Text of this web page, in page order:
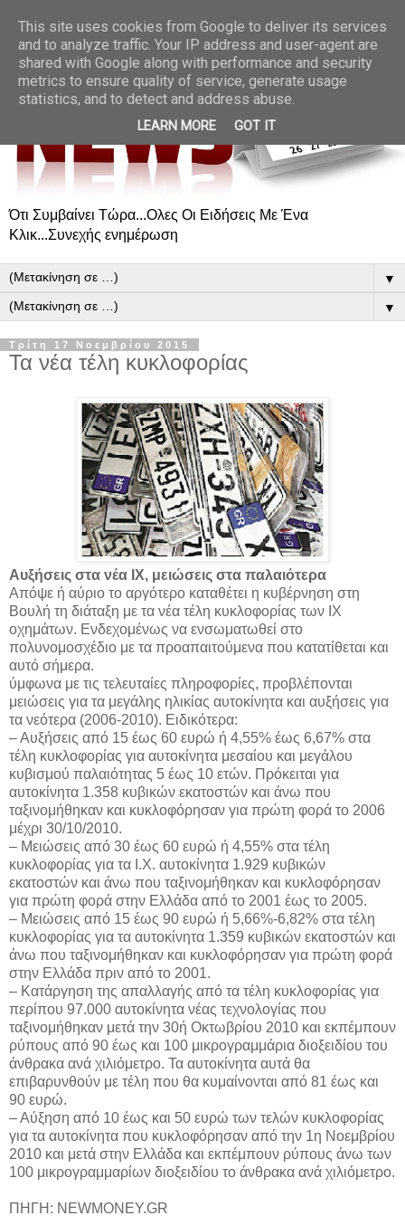
Ότι Συμβαίνει Τώρα...Ολες Οι Ειδήσεις Με Ένα
Κλικ...Συνεχής ενημέρωση
▼
▼
Τρίτη 17 Νοεμβρίου 2015
Τα νέα τέλη κυκλοφορίας
Αυξήσεις στα νέα ΙΧ, μειώσεις στα παλαιότερα
Απόψε ή αύριο το αργότερο καταθέτει η κυβέρνηση στη
Βουλή τη διάταξη με τα νέα τέλη κυκλοφορίας των ΙΧ
οχημάτων. Ενδεχομένως να ενσωματωθεί στο
πολυνομοσχέδιο με τα προαπαιτούμενα που κατατίθεται και
αυτό σήμερα.
ύμφωνα με τις τελευταίες πληροφορίες, προβλέπονται
μειώσεις για τα μεγάλης ηλικίας αυτοκίνητα και αυξήσεις για
τα νεότερα (2006-2010). Ειδικότερα:
– Αυξήσεις από 15 έως 60 ευρώ ή 4,55% έως 6,67% στα
τέλη κυκλοφορίας για αυτοκίνητα μεσαίου και μεγάλου
κυβισμού παλαιότητας 5 έως 10 ετών. Πρόκειται για
αυτοκίνητα 1.358 κυβικών εκατοστών και άνω που
ταξινομήθηκαν και κυκλοφόρησαν για πρώτη φορά το 2006
μέχρι 30/10/2010.
– Μειώσεις από 30 έως 60 ευρώ ή 4,55% στα τέλη
κυκλοφορίας για τα Ι.Χ. αυτοκίνητα 1.929 κυβικών
εκατοστών και άνω που ταξινομήθηκαν και κυκλοφόρησαν
για πρώτη φορά στην Ελλάδα από το 2001 έως το 2005.
– Μειώσεις από 15 έως 90 ευρώ ή 5,66%-6,82% στα τέλη
κυκλοφορίας για τα αυτοκίνητα 1.359 κυβικών εκατοστών και
άνω που ταξινομήθηκαν και κυκλοφόρησαν για πρώτη φορά
στην Ελλάδα πριν από το 2001.
– Κατάργηση της απαλλαγής από τα τέλη κυκλοφορίας για
περίπου 97.000 αυτοκίνητα νέας τεχνολογίας που
ταξινομήθηκαν μετά την 30ή Οκτωβρίου 2010 και εκπέμπουν
ρύπους από 90 έως και 100 μικρογραμμάρια διοξειδίου του
άνθρακα ανά χιλιόμετρο. Τα αυτοκίνητα αυτά θα
επιβαρυνθούν με τέλη που θα κυμαίνονται από 81 έως και
90 ευρώ.
– Αύξηση από 10 έως και 50 ευρώ των τελών κυκλοφορίας
για τα αυτοκίνητα που κυκλοφόρησαν από την 1η Νοεμβρίου
2010 και μετά στην Ελλάδα και εκπέμπουν ρύπους άνω των
100 μικρογραμμαρίων διοξειδίου το άνθρακα ανά χιλιόμετρο.
ΠΗΓΗ: NEWMONEY.GR
This site uses cookies from Google to deliver its services
and to analyze traffic. Your IP address and user-agent are
shared with Google along with performance and security
metrics to ensure quality of service, generate usage
statistics, and to detect and address abuse.
LEARN MORE GOT IT